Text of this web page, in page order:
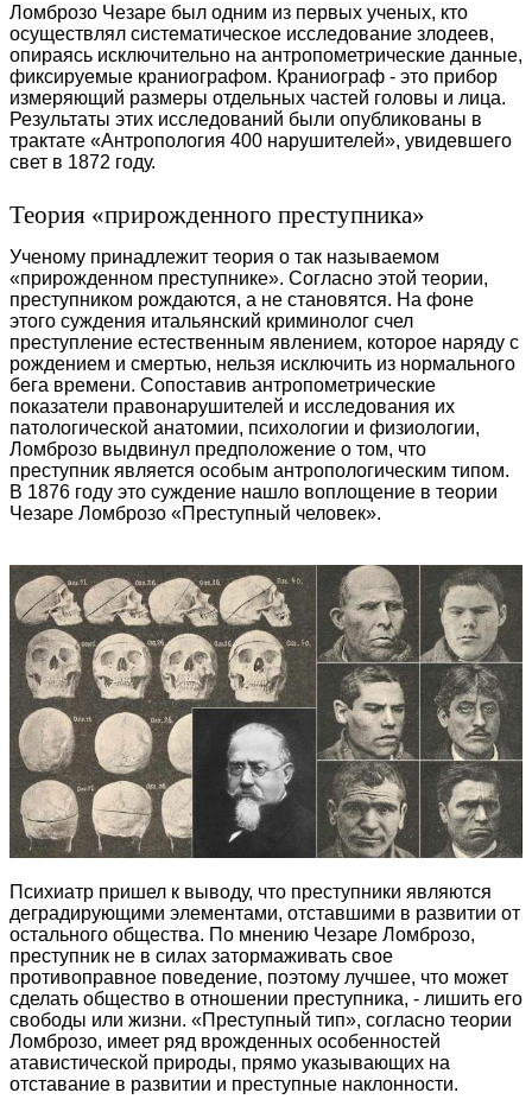
Ломброзо Чезаре был одним из первых ученых, кто
осуществлял систематическое исследование злодеев,
опираясь исключительно на антропометрические данные,
фиксируемые краниографом. Краниограф - это прибор
измеряющий размеры отдельных частей головы и лица.
Результаты этих исследований были опубликованы в
трактате «Антропология 400 нарушителей», увидевшего
свет в 1872 году.
Теория «прирожденного преступника»
Ученому принадлежит теория о так называемом
«прирожденном преступнике». Согласно этой теории,
преступником рождаются, а не становятся. На фоне
этого суждения итальянский криминолог счел
преступление естественным явлением, которое наряду с
рождением и смертью, нельзя исключить из нормального
бега времени. Сопоставив антропометрические
показатели правонарушителей и исследования их
патологической анатомии, психологии и физиологии,
Ломброзо выдвинул предположение о том, что
преступник является особым антропологическим типом.
В 1876 году это суждение нашло воплощение в теории
Чезаре Ломброзо «Преступный человек».
Психиатр пришел к выводу, что преступники являются
деградирующими элементами, отставшими в развитии от
остального общества. По мнению Чезаре Ломброзо,
преступник не в силах затормаживать свое
противоправное поведение, поэтому лучшее, что может
сделать общество в отношении преступника, - лишить его
свободы или жизни. «Преступный тип», согласно теории
Ломброзо, имеет ряд врожденных особенностей
атавистической природы, прямо указывающих на
отставание в развитии и преступные наклонности.